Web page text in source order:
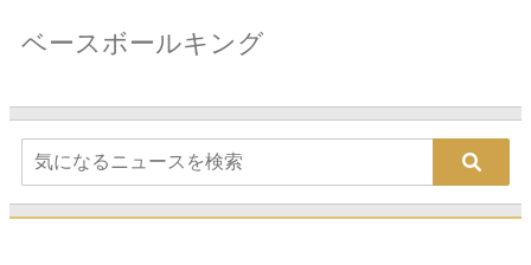
ベースボールキング